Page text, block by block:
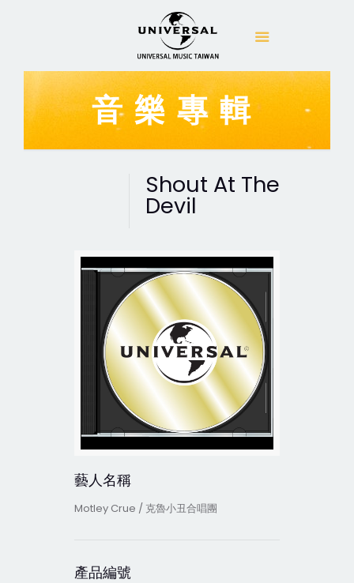
音樂專輯
Shout At The
Devil
藝人名稱
Motley Crue / 克魯小丑合唱團
產品編號